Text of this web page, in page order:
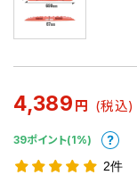
4,389 円 (税込)
39ポイント(1%)
2件